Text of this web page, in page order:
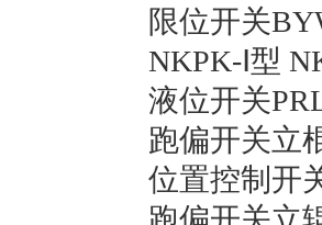
限位开关
NKPK-Ⅰ型
液位开关
跑偏开关立
位置控制开